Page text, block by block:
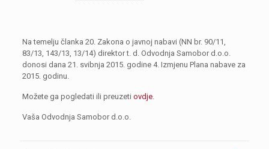
Na temelju članka 20. Zakona o javnoj nabavi (NN br. 90/11,
83/13, 143/13, 13/14) direktor t. d. Odvodnja Samobor d.o.o.
donosi dana 21. svibnja 2015. godine 4. Izmjenu Plana nabave za
2015. godinu.
Možete ga pogledati ili preuzeti ovdje.
Vaša Odvodnja Samobor d.o.o.